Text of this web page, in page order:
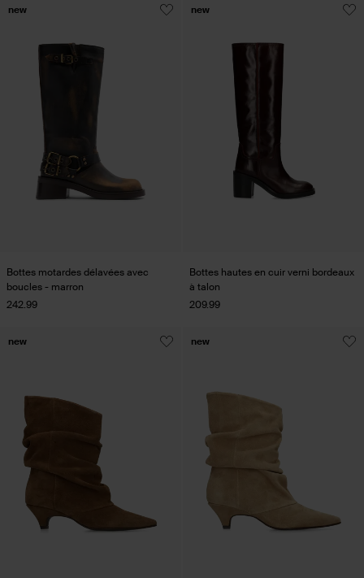
Bottes motardes délavées avec
boucles - marron
242.99
new
Bottes hautes en cuir verni bordeaux
à talon
209.99
new
new new